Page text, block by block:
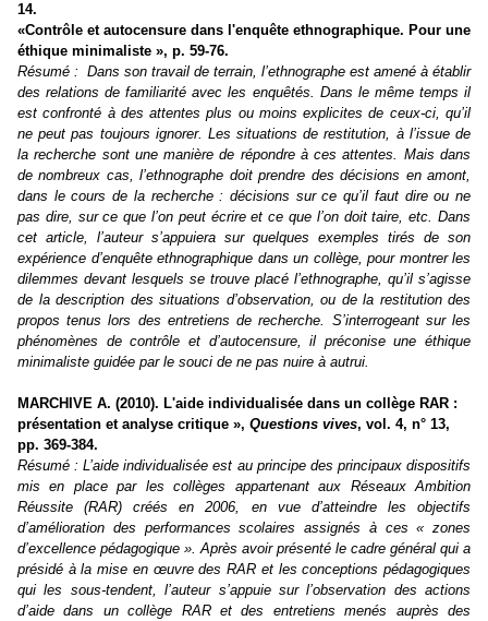
14.
«Contrôle et autocensure dans l'enquête ethnographique. Pour une
éthique minimaliste », p. 59-76.
Résumé : Dans son travail de terrain, l’ethnographe est amené à établir
des relations de familiarité avec les enquêtés. Dans le même temps il
est confronté à des attentes plus ou moins explicites de ceux-ci, qu’il
ne peut pas toujours ignorer. Les situations de restitution, à l’issue de
la recherche sont une manière de répondre à ces attentes. Mais dans
de nombreux cas, l’ethnographe doit prendre des décisions en amont,
dans le cours de la recherche : décisions sur ce qu’il faut dire ou ne
pas dire, sur ce que l’on peut écrire et ce que l’on doit taire, etc. Dans
cet article, l’auteur s’appuiera sur quelques exemples tirés de son
expérience d’enquête ethnographique dans un collège, pour montrer les
dilemmes devant lesquels se trouve placé l’ethnographe, qu’il s’agisse
de la description des situations d’observation, ou de la restitution des
propos tenus lors des entretiens de recherche. S’interrogeant sur les
phénomènes de contrôle et d’autocensure, il préconise une éthique
minimaliste guidée par le souci de ne pas nuire à autrui.
MARCHIVE A. (2010). L'aide individualisée dans un collège RAR :
présentation et analyse critique », Questions vives, vol. 4, n° 13,
pp. 369-384.
Résumé : L’aide individualisée est au principe des principaux dispositifs
mis en place par les collèges appartenant aux Réseaux Ambition
Réussite (RAR) créés en 2006, en vue d’atteindre les objectifs
d’amélioration des performances scolaires assignés à ces « zones
d’excellence pédagogique ». Après avoir présenté le cadre général qui a
présidé à la mise en œuvre des RAR et les conceptions pédagogiques
qui les sous-tendent, l’auteur s’appuie sur l’observation des actions
d’aide dans un collège RAR et des entretiens menés auprès des